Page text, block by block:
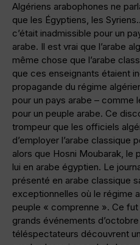
Algériens arabophones ne
que les Égyptiens, les
c’était inadmissible pour un
arabe. Il est vrai que l’arabe
même chose que l’arabe
que ces enseignants étaient
propagande du régime
pour un pays arabe – comme
pour un peuple arabe. Ce
trompeur que les officiels
d’employer l’arabe classique
alors que Hosni Moubarak, le
lui en arabe égyptien. Le
présenté en arabe classique
exceptionnelles où le régime
peuple « comprenne ». Ce
grands événements
téléspectateurs découvrent